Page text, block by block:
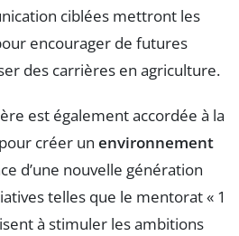
ciblées mettront les
encourager de futures
des carrières en agriculture.
est également accordée à la
créer un environnement
d’une nouvelle génération
telles que le mentorat « 1
à stimuler les ambitions